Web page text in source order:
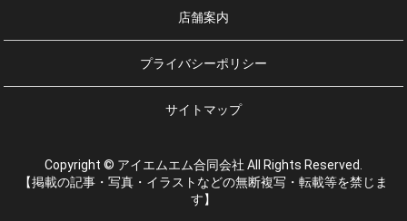
店舗案内
プライバシーポリシー
サイトマップ
Copyright © アイエムエム合同会社 All Rights Reserved.
【掲載の記事・写真・イラストなどの無断複写・転載等を禁じま
す】